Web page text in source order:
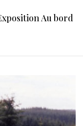
Au bord